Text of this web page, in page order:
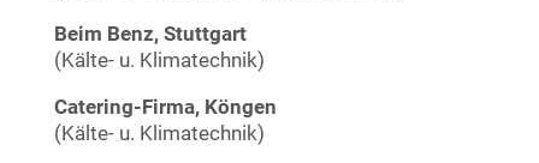
Beim Benz, Stuttgart
(Kälte- u. Klimatechnik)
Catering-Firma, Köngen
(Kälte- u. Klimatechnik)